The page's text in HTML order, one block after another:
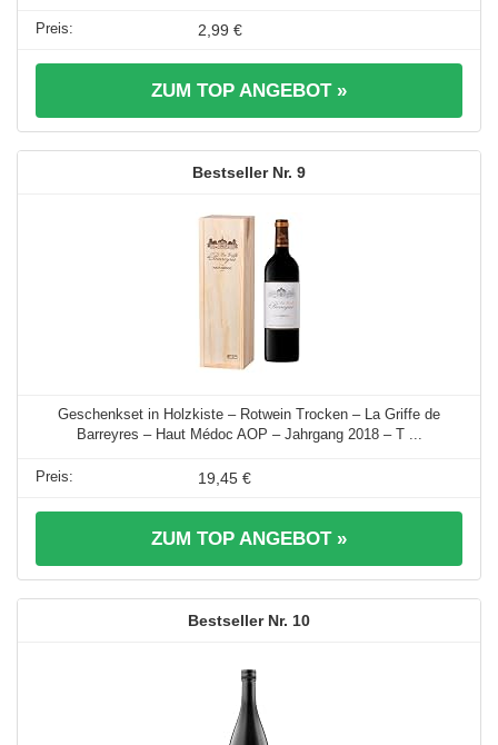
2,99 €
ZUM TOP ANGEBOT »
9
Geschenkset in Holzkiste – Rotwein Trocken – La Griffe de
Barreyres – Haut Médoc AOP – Jahrgang 2018 – T ...
19,45 €
ZUM TOP ANGEBOT »
10